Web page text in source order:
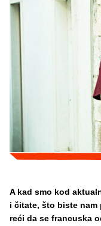
A kad smo kod
i čitate, što biste nam
reći da se francuska